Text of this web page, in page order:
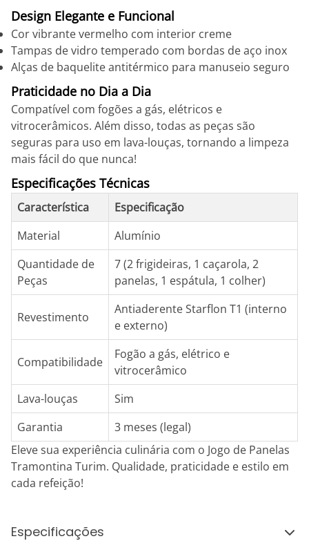
Design Elegante e Funcional
Cor vibrante vermelho com interior creme
Tampas de vidro temperado com bordas de aço inox
Alças de baquelite antitérmico para manuseio seguro
Praticidade no Dia a Dia
Compatível com fogões a gás, elétricos e
vitrocerâmicos. Além disso, todas as peças são
seguras para uso em lava-louças, tornando a limpeza
mais fácil do que nunca!
Especificações Técnicas
Característica
Especificação
Material
Alumínio
Quantidade de
Peças
7 (2 frigideiras, 1 caçarola, 2
panelas, 1 espátula, 1 colher)
Revestimento
Antiaderente Starflon T1 (interno
e externo)
Compatibilidade
Fogão a gás, elétrico e
vitrocerâmico
Lava-louças
Sim
Garantia
3 meses (legal)
Eleve sua experiência culinária com o Jogo de Panelas
Tramontina Turim. Qualidade, praticidade e estilo em
cada refeição!
Especificações